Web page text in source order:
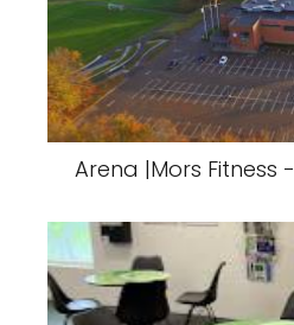
Arena |Mors Fitness